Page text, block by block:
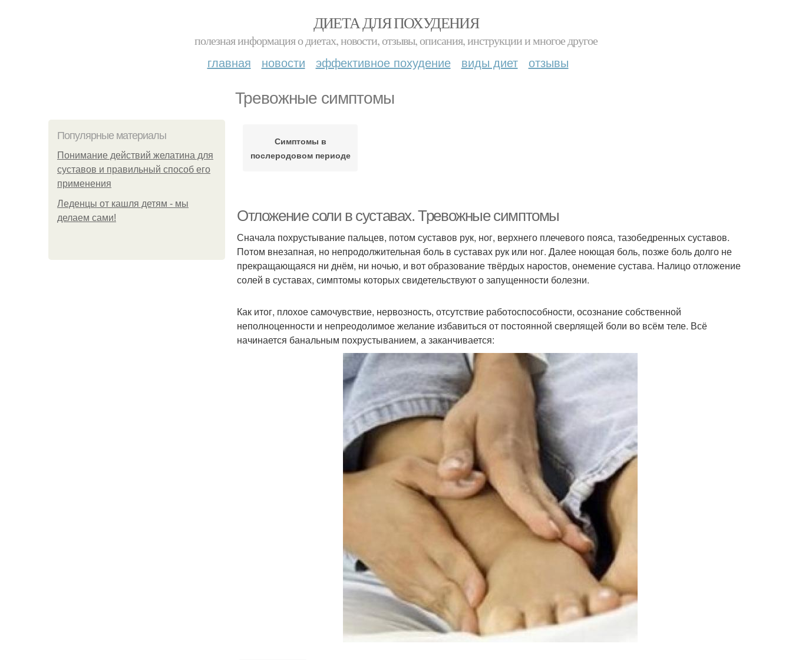
ДИЕТА ДЛЯ ПОХУДЕНИЯ
полезная информация о диетах, новости, отзывы, описания, инструкции и многое другое
главная новости эффективное похудение виды диет отзывы
Тревожные симптомы
Популярные материалы
Понимание действий желатина для
суставов и правильный способ его
применения
Леденцы от кашля детям - мы
делаем сами!
Симптомы в
послеродовом периоде
Отложение соли в суставах. Тревожные симптомы
Сначала похрустывание пальцев, потом суставов рук, ног, верхнего плечевого пояса, тазобедренных суставов.
Потом внезапная, но непродолжительная боль в суставах рук или ног. Далее ноющая боль, позже боль долго не
прекращающаяся ни днём, ни ночью, и вот образование твёрдых наростов, онемение сустава. Налицо отложение
солей в суставах, симптомы которых свидетельствуют о запущенности болезни.
Как итог, плохое самочувствие, нервозность, отсутствие работоспособности, осознание собственной
неполноценности и непреодолимое желание избавиться от постоянной сверлящей боли во всём теле. Всё
начинается банальным похрустыванием, а заканчивается: